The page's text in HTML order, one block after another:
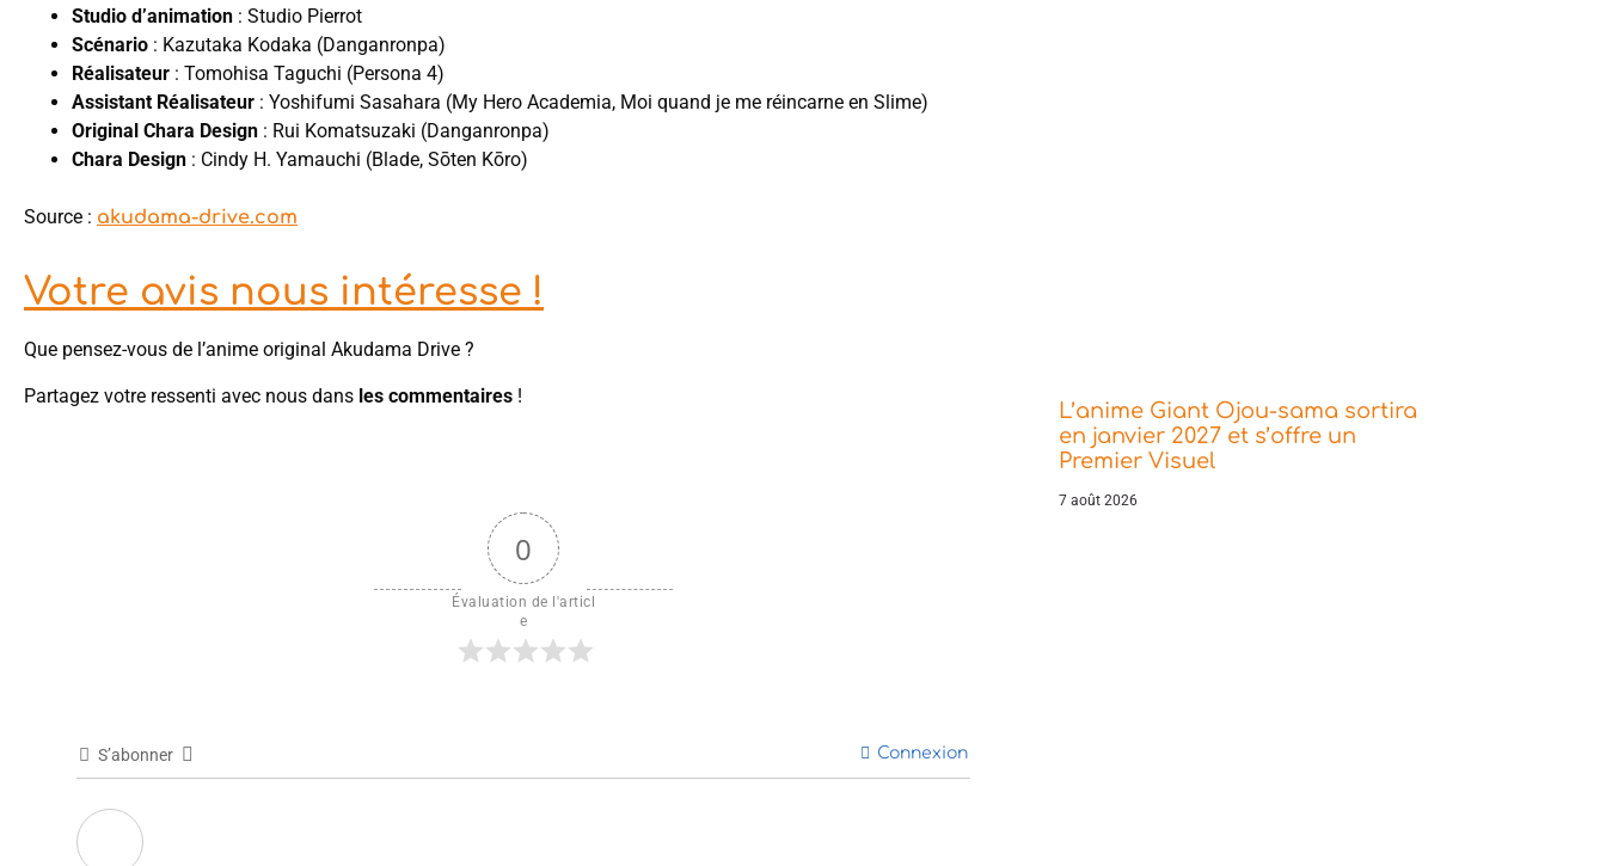
Studio d’animation : Studio Pierrot
Scénario : Kazutaka Kodaka (Danganronpa)
Réalisateur : Tomohisa Taguchi (Persona 4)
Assistant Réalisateur : Yoshifumi Sasahara (My Hero Academia, Moi quand je me réincarne en Slime)
Original Chara Design : Rui Komatsuzaki (Danganronpa)
Chara Design : Cindy H. Yamauchi (Blade, Sōten Kōro)
Source : akudama-drive.com
Votre avis nous intéresse !
Que pensez-vous de l’anime original Akudama Drive ?
Partagez votre ressenti avec nous dans les commentaires !
0
Évaluation de l'articl
e
S’abonner Connexion
L’anime Giant Ojou-sama sortira
en janvier 2027 et s’offre un
Premier Visuel
7 août 2026